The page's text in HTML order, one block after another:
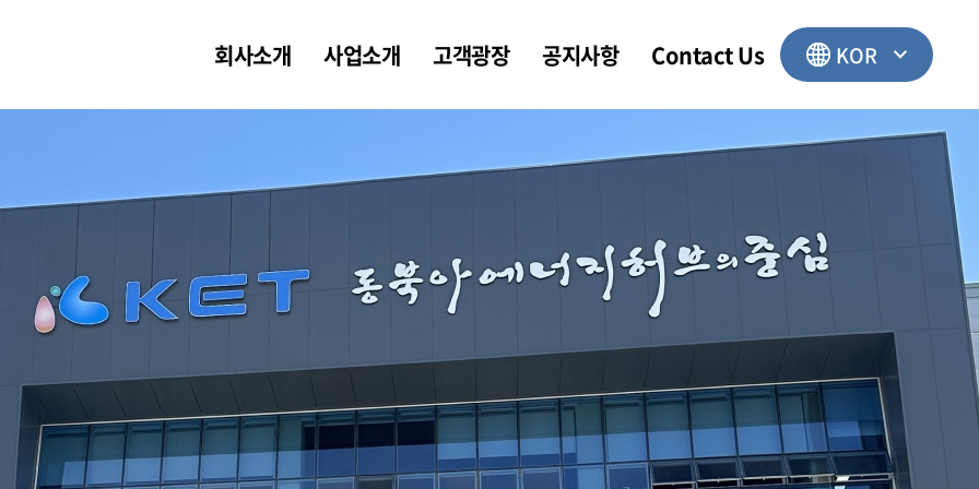
회사소개 사업소개 고객광장 공지사항 Contact Us KOR